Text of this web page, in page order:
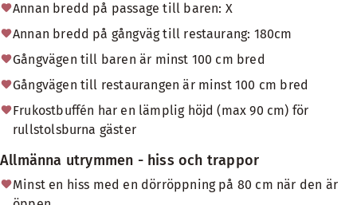
Annan bredd på passage till baren: X
Annan bredd på gångväg till restaurang: 180cm
Gångvägen till baren är minst 100 cm bred
Gångvägen till restaurangen är minst 100 cm bred
Frukostbuffén har en lämplig höjd (max 90 cm) för
rullstolsburna gäster
Allmänna utrymmen - hiss och trappor
Minst en hiss med en dörröppning på 80 cm när den är